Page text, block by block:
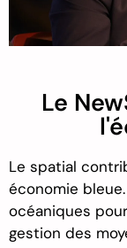
Le
Le spatial
économie bleue.
océaniques
gestion des